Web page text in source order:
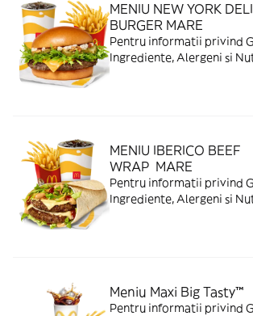
MENIU NEW YORK DELI
BURGER MARE
Pentru informatii privind
Ingrediente, Alergeni si
MENIU IBERICO BEEF
WRAP MARE
Pentru informatii privind
Ingrediente, Alergeni si
Meniu Maxi Big Tasty™
Pentru informatii privind